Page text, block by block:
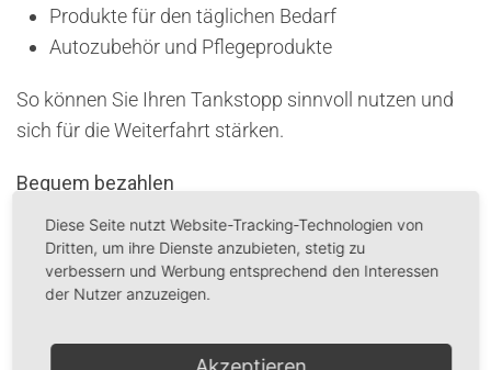
Produkte für den täglichen Bedarf
Autozubehör und Pflegeprodukte
So können Sie Ihren Tankstopp sinnvoll nutzen und
sich für die Weiterfahrt stärken.
Bequem bezahlen
Bei uns stehen Ihnen verschiedene moderne
Zahlungsmöglichkeiten zur Verfügung. So tanken Sie
schnell, unkompliziert und sicher.
Ihr Tankstopp in der Region
Diese Seite nutzt Website-Tracking-Technologien von
Dritten, um ihre Dienste anzubieten, stetig zu
verbessern und Werbung entsprechend den Interessen
der Nutzer anzuzeigen.